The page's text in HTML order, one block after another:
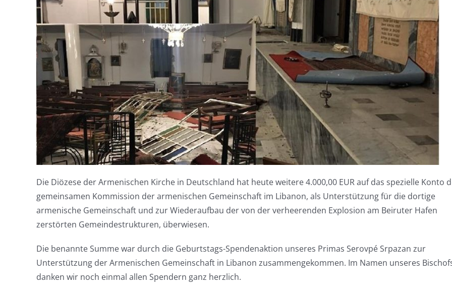
Die Diözese der Armenischen Kirche in Deutschland hat heute weitere 4.000,00 EUR auf das spezielle Konto
gemeinsamen Kommission der armenischen Gemeinschaft im Libanon, als Unterstützung für die dortige
armenische Gemeinschaft und zur Wiederaufbau der von der verheerenden Explosion am Beiruter Hafen
zerstörten Gemeindestrukturen, überwiesen.
Die benannte Summe war durch die Geburtstags-Spendenaktion unseres Primas Serovpé Srpazan zur
Unterstützung der Armenischen Gemeinschaft in Libanon zusammengekommen. Im Namen unseres
danken wir noch einmal allen Spendern ganz herzlich.